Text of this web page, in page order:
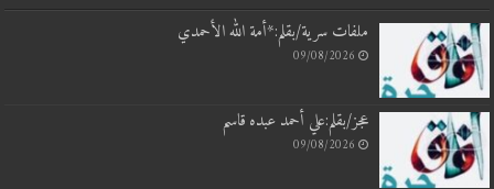
ملفات سرية/بقلم:*أمة الله الأحمدي
09/08/2026
عجز/بقلم:علي أحمد عبده قاسم
09/08/2026